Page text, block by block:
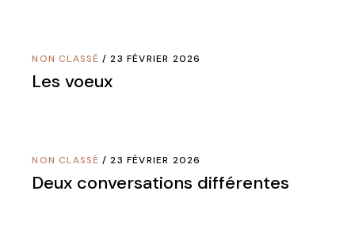
NON CLASSÉ 23 FÉVRIER 2026
Les voeux
NON CLASSÉ 23 FÉVRIER 2026
Deux conversations différentes